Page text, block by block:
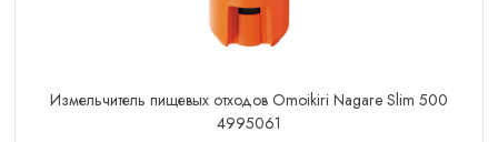
Измельчитель пищевых отходов Omoikiri Nagare Slim 500
4995061